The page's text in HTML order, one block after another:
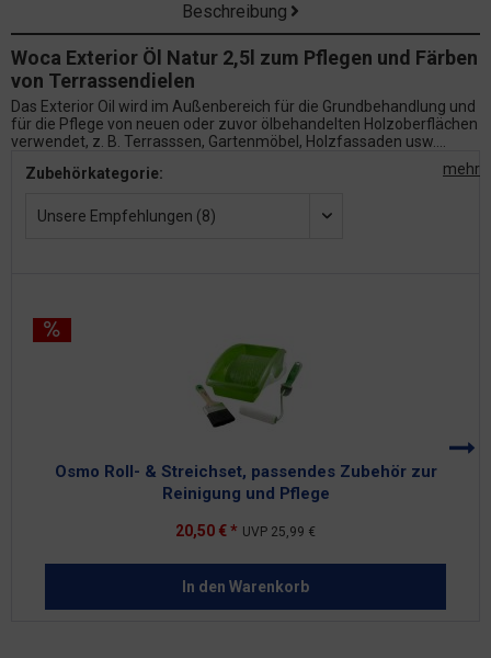
Beschreibung
Woca Exterior Öl Natur 2,5l zum Pflegen und Färben
von Terrassendielen
Das Exterior Oil wird im Außenbereich für die Grundbehandlung und
für die Pflege von neuen oder zuvor ölbehandelten Holzoberflächen
verwendet, z. B. Terrasssen, Gartenmöbel, Holzfassaden usw....
mehr
Zubehörkategorie:
Osmo Roll- & Streichset, passendes Zubehör zur
Reinigung und Pflege
20,50 € * UVP 25,99 €
In den Warenkorb